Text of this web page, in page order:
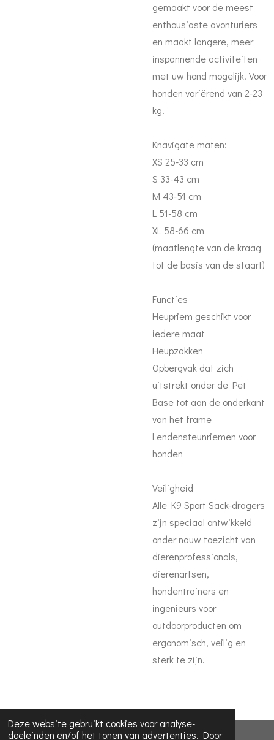
Deze website gebruikt cookies voor analyse-
doeleinden en/of het tonen van advertenties. Door
gemaakt voor de meest
enthousiaste avonturiers
en maakt langere, meer
inspannende activiteiten
met uw hond mogelijk. Voor
honden variërend van 2-23
kg.
Knavigate maten:
XS 25-33 cm
S 33-43 cm
M 43-51 cm
L 51-58 cm
XL 58-66 cm
(maatlengte van de kraag
tot de basis van de staart)
Functies
Heupriem geschikt voor
iedere maat
Heupzakken
Opbergvak dat zich
uitstrekt onder de Pet
Base tot aan de onderkant
van het frame
Lendensteunriemen voor
honden
Veiligheid
Alle K9 Sport Sack-dragers
zijn speciaal ontwikkeld
onder nauw toezicht van
dierenprofessionals,
dierenartsen,
hondentrainers en
ingenieurs voor
outdoorproducten om
ergonomisch, veilig en
sterk te zijn.